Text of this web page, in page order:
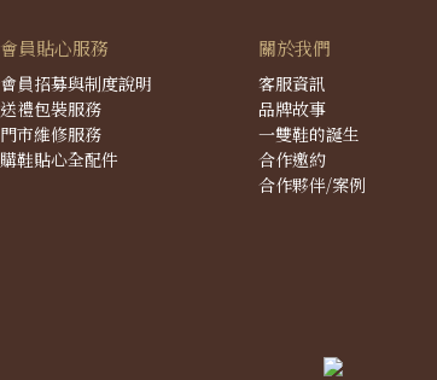
會員貼心服務
會員招募與制度說明
送禮包裝服務
門市維修服務
購鞋貼心全配件
關於我們
客服資訊
品牌故事
一雙鞋的誕生
合作邀約
合作夥伴/案例